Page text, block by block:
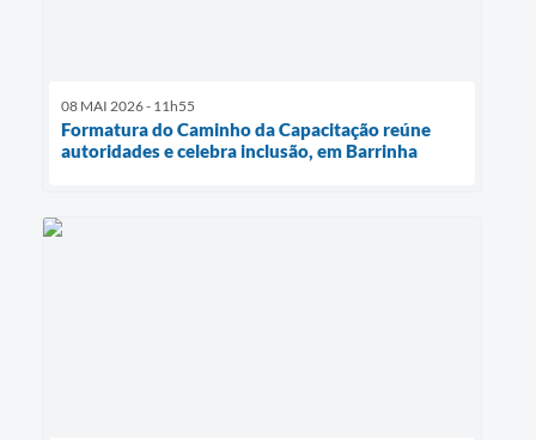
08 MAI 2026 - 11h55
Formatura do Caminho da Capacitação reúne
autoridades e celebra inclusão, em Barrinha